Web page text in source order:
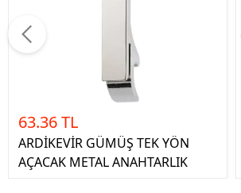
63.36 TL
ARDİKEVİR GÜMÜŞ TEK YÖN
AÇACAK METAL ANAHTARLIK